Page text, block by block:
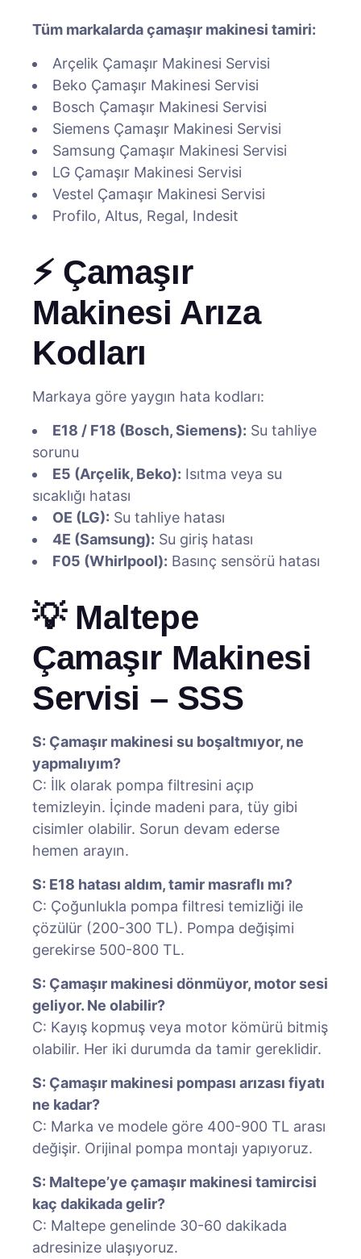
Tüm markalarda çamaşır makinesi tamiri:
Arçelik Çamaşır Makinesi Servisi
Beko Çamaşır Makinesi Servisi
Bosch Çamaşır Makinesi Servisi
Siemens Çamaşır Makinesi Servisi
Samsung Çamaşır Makinesi Servisi
LG Çamaşır Makinesi Servisi
Vestel Çamaşır Makinesi Servisi
Profilo, Altus, Regal, Indesit
⚡ Çamaşır
Makinesi Arıza
Kodları
Markaya göre yaygın hata kodları:
E18 / F18 (Bosch, Siemens): Su tahliye
sorunu
E5 (Arçelik, Beko): Isıtma veya su
sıcaklığı hatası
OE (LG): Su tahliye hatası
4E (Samsung): Su giriş hatası
F05 (Whirlpool): Basınç sensörü hatası
💡 Maltepe
Çamaşır Makinesi
Servisi – SSS
S: Çamaşır makinesi su boşaltmıyor, ne
yapmalıyım?
C: İlk olarak pompa filtresini açıp
temizleyin. İçinde madeni para, tüy gibi
cisimler olabilir. Sorun devam ederse
hemen arayın.
S: E18 hatası aldım, tamir masraflı mı?
C: Çoğunlukla pompa filtresi temizliği ile
çözülür (200-300 TL). Pompa değişimi
gerekirse 500-800 TL.
S: Çamaşır makinesi dönmüyor, motor sesi
geliyor. Ne olabilir?
C: Kayış kopmuş veya motor kömürü bitmiş
olabilir. Her iki durumda da tamir gereklidir.
S: Çamaşır makinesi pompası arızası fiyatı
ne kadar?
C: Marka ve modele göre 400-900 TL arası
değişir. Orijinal pompa montajı yapıyoruz.
S: Maltepe’ye çamaşır makinesi tamircisi
kaç dakikada gelir?
C: Maltepe genelinde 30-60 dakikada
adresinize ulaşıyoruz.